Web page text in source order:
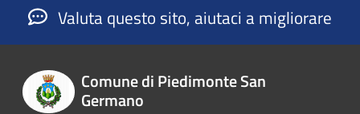
Valuta questo sito, aiutaci a migliorare
Comune di Piedimonte San
Germano